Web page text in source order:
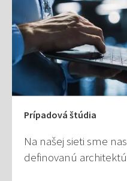
Prípadová štúdia
Na našej sieti sme
definovanú